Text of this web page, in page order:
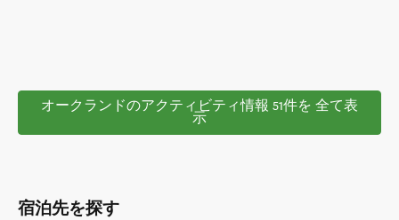
オークランドのアクティビティ情報 51件を 全て表
示
宿泊先を探す